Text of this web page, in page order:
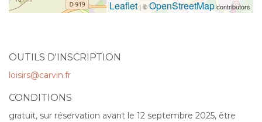
Leaflet| ©OpenStreetMapcontributors
OUTILS D'INSCRIPTION
loisirs@carvin.fr
CONDITIONS
gratuit, sur réservation avant le 12 septembre 2025, être